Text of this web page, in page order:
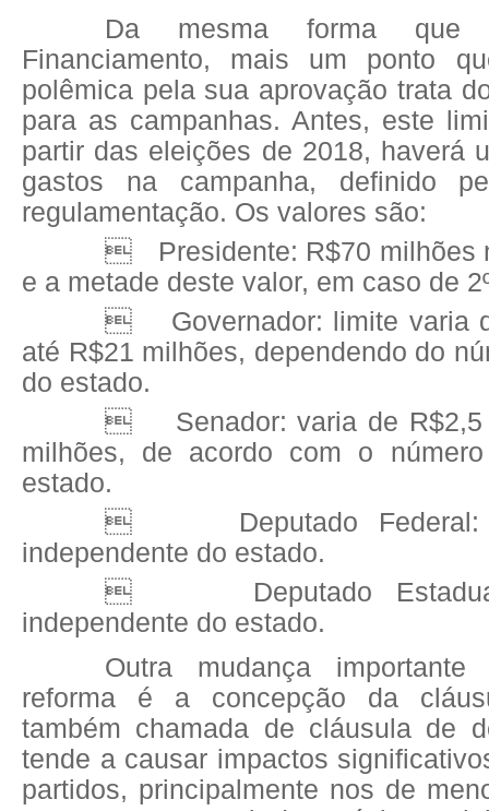
Da mesma forma
Financiamento, mais um ponto
polêmica pela sua aprovação trata
para as campanhas. Antes, este
partir das eleições de 2018, haverá
gastos na campanha, definido
regulamentação. Os valores são:

Presidente: R$70 milhões
e a metade deste valor, em caso de

Governador: limite varia
até R$21 milhões, dependendo do
do estado.

Senador: varia de
milhões, de acordo com o
estado.

Deputado
independente do estado.

Deputado
independente do estado.
Outra mudança importante
reforma é a concepção da
também chamada de cláusula de
tende a causar impactos
partidos, principalmente nos de